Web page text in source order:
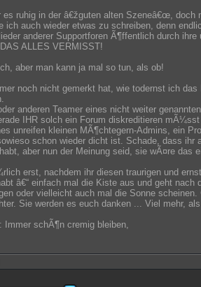
es ruhig in der â€žguten alten Szeneâ€œ,
ich auch wieder etwas zu schreiben, denn
anderer Supportforen Ã¶ffentlich durch ihre
ALLES VERMISST!
aber man kann ja mal so tun, als ob!
noch nicht gemerkt hat, wie todernst ich
anderen Teamer eines nicht weiter
IHR solch ein Forum diskreditieren
unreifen kleinen MÃ¶chtegern-Admins, ein
schon wieder dicht ist. Schade, dass ihr
aber nun der Meinung seid, sie wÃ¤re das
erst, nachdem ihr diesen traurigen und
â€“ einfach mal die Kiste aus und geht nach
oder vielleicht auch mal die Sonne
Sie werden es euch danken ... Viel mehr,
Immer schÃ¶n cremig bleiben,